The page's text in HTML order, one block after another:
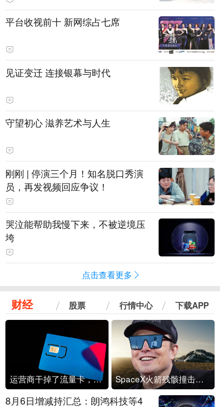
平台收视前十 新网综占七席
见证变迁 连接银幕与时代
守望初心 滋养艺术与人生
刚刚 | 停演三个月！知名脱口秀演
员，再发视频回应争议！
哭泣能帮助我慢下来，不被逆境压
垮
点击查看更多
财经 股票 行情中心 下载APP
运营商干掉了流量卡，他们真的玩不起了 SpaceX火箭残骸撞击月球
8月6日增减持汇总：朗鸿科技等4